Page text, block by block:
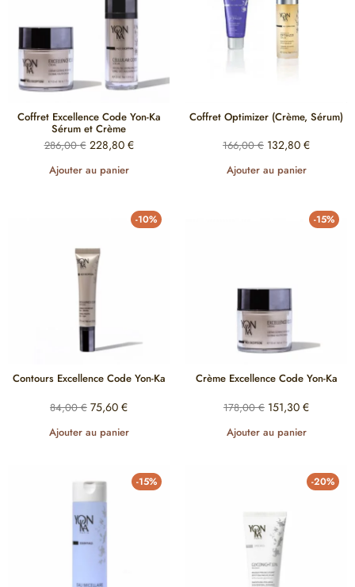
Coffret Excellence Code Yon-Ka
Sérum et Crème
286,00€ 228,80 €
Ajouter au panier
Coffret Optimizer (Crème, Sérum)
166,00€ 132,80 €
Ajouter au panier
-10%
Contours Excellence Code Yon-Ka
84,00€ 75,60 €
Ajouter au panier
-15%
Crème Excellence Code Yon-Ka
178,00€ 151,30 €
Ajouter au panier
-15% -20%